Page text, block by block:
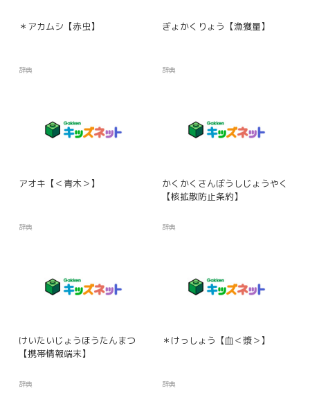
＊アカムシ【赤虫】
辞典
ぎょかくりょう【漁獲量】
辞典
アオキ【＜青木＞】
辞典
かくかくさんぼうしじょうやく
【核拡散防止条約】
辞典
けいたいじょうほうたんまつ
【携帯情報端末】
辞典
＊けっしょう【血＜漿＞】
辞典